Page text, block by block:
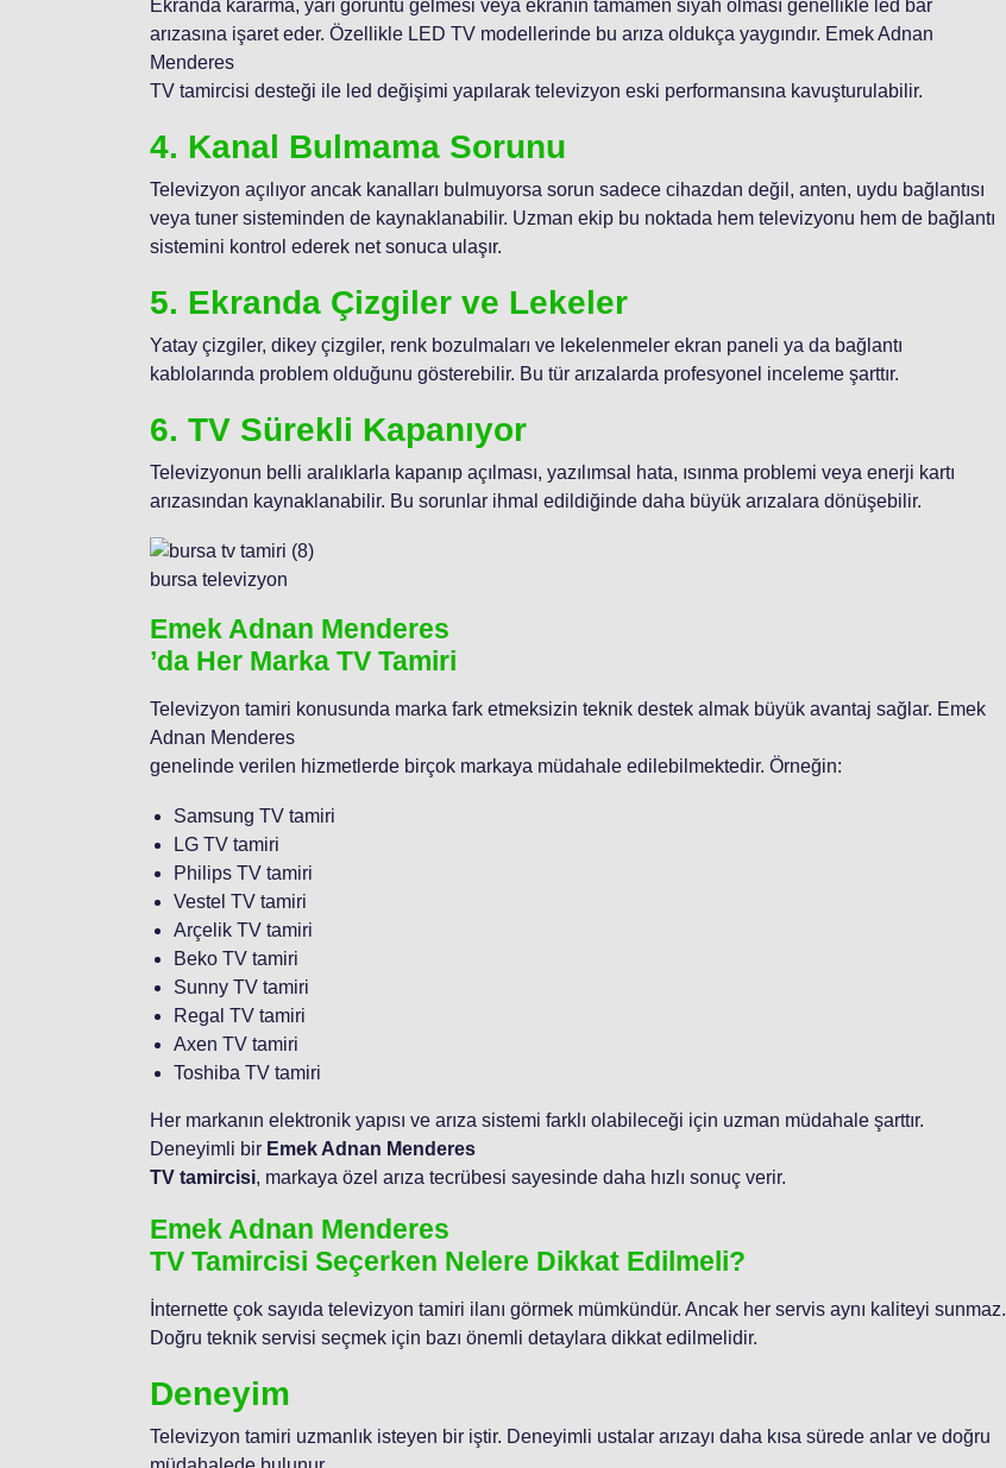
Ekranda kararma, yarı görüntü gelmesi veya ekranın tamamen siyah olması genellikle led bar
arızasına işaret eder. Özellikle LED TV modellerinde bu arıza oldukça yaygındır. Emek Adnan
Menderes
TV tamircisi desteği ile led değişimi yapılarak televizyon eski performansına kavuşturulabilir.
4. Kanal Bulmama Sorunu
Televizyon açılıyor ancak kanalları bulmuyorsa sorun sadece cihazdan değil, anten, uydu bağlantısı
veya tuner sisteminden de kaynaklanabilir. Uzman ekip bu noktada hem televizyonu hem de bağlantı
sistemini kontrol ederek net sonuca ulaşır.
5. Ekranda Çizgiler ve Lekeler
Yatay çizgiler, dikey çizgiler, renk bozulmaları ve lekelenmeler ekran paneli ya da bağlantı
kablolarında problem olduğunu gösterebilir. Bu tür arızalarda profesyonel inceleme şarttır.
6. TV Sürekli Kapanıyor
Televizyonun belli aralıklarla kapanıp açılması, yazılımsal hata, ısınma problemi veya enerji kartı
arızasından kaynaklanabilir. Bu sorunlar ihmal edildiğinde daha büyük arızalara dönüşebilir.
bursa televizyon
Emek Adnan Menderes
’da Her Marka TV Tamiri
Televizyon tamiri konusunda marka fark etmeksizin teknik destek almak büyük avantaj sağlar. Emek
Adnan Menderes
genelinde verilen hizmetlerde birçok markaya müdahale edilebilmektedir. Örneğin:
Samsung TV tamiri
LG TV tamiri
Philips TV tamiri
Vestel TV tamiri
Arçelik TV tamiri
Beko TV tamiri
Sunny TV tamiri
Regal TV tamiri
Axen TV tamiri
Toshiba TV tamiri
Her markanın elektronik yapısı ve arıza sistemi farklı olabileceği için uzman müdahale şarttır.
Deneyimli bir Emek Adnan Menderes
TV tamircisi, markaya özel arıza tecrübesi sayesinde daha hızlı sonuç verir.
Emek Adnan Menderes
TV Tamircisi Seçerken Nelere Dikkat Edilmeli?
İnternette çok sayıda televizyon tamiri ilanı görmek mümkündür. Ancak her servis aynı kaliteyi sunmaz.
Doğru teknik servisi seçmek için bazı önemli detaylara dikkat edilmelidir.
Deneyim
Televizyon tamiri uzmanlık isteyen bir iştir. Deneyimli ustalar arızayı daha kısa sürede anlar ve doğru